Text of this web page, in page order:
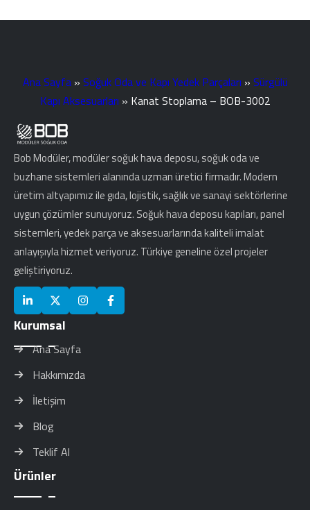
Ana Sayfa» Soğuk Oda ve Kapı Yedek Parçaları » Sürgülü
Kapı Aksesuarları » Kanat Stoplama – BOB-3002
Bob Modüler, modüler soğuk hava deposu, soğuk oda ve
buzhane sistemleri alanında uzman üretici firmadır. Modern
üretim altyapımız ile gıda, lojistik, sağlık ve sanayi sektörlerine
uygun çözümler sunuyoruz. Soğuk hava deposu kapıları, panel
sistemleri, yedek parça ve aksesuarlarında kaliteli imalat
anlayışıyla hizmet veriyoruz. Türkiye geneline özel projeler
geliştiriyoruz.
Kurumsal
Ana Sayfa
Hakkımızda
İletişim
Blog
Teklif Al
Ürünler